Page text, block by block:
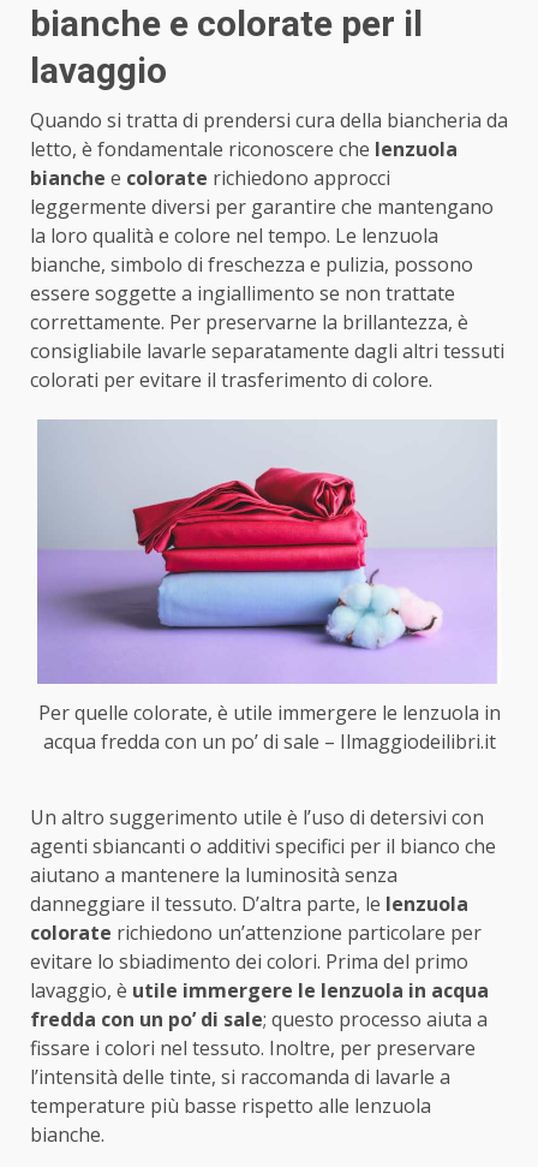
bianche e colorate per il
lavaggio
Quando si tratta di prendersi cura della biancheria da
letto, è fondamentale riconoscere che lenzuola
bianche e colorate richiedono approcci
leggermente diversi per garantire che mantengano
la loro qualità e colore nel tempo. Le lenzuola
bianche, simbolo di freschezza e pulizia, possono
essere soggette a ingiallimento se non trattate
correttamente. Per preservarne la brillantezza, è
consigliabile lavarle separatamente dagli altri tessuti
colorati per evitare il trasferimento di colore.
Per quelle colorate, è utile immergere le lenzuola in
acqua fredda con un po’ di sale – Ilmaggiodeilibri.it
Un altro suggerimento utile è l’uso di detersivi con
agenti sbiancanti o additivi specifici per il bianco che
aiutano a mantenere la luminosità senza
danneggiare il tessuto. D’altra parte, le lenzuola
colorate richiedono un’attenzione particolare per
evitare lo sbiadimento dei colori. Prima del primo
lavaggio, è utile immergere le lenzuola in acqua
fredda con un po’ di sale; questo processo aiuta a
fissare i colori nel tessuto. Inoltre, per preservare
l’intensità delle tinte, si raccomanda di lavarle a
temperature più basse rispetto alle lenzuola
bianche.